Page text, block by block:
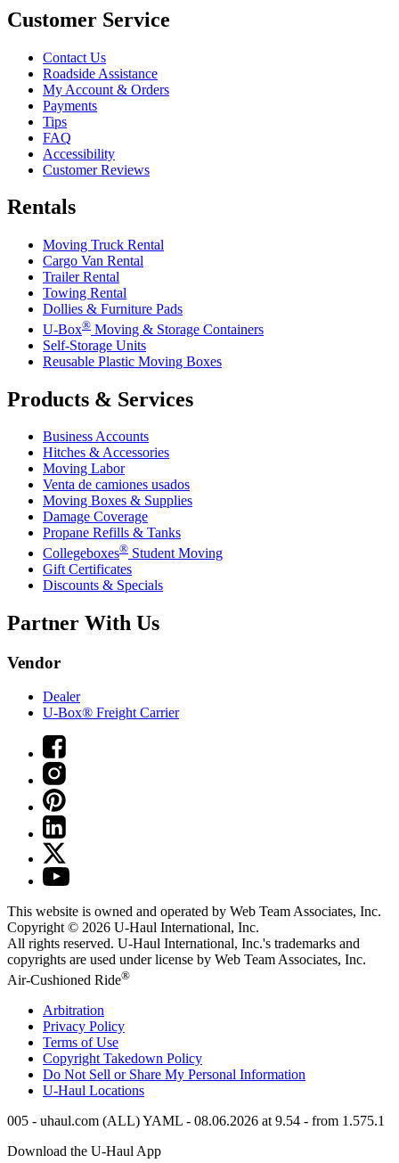
Customer Service
Contact Us
Roadside Assistance
My Account & Orders
Payments
Tips
FAQ
Accessibility
Customer Reviews
Rentals
Moving Truck Rental
Cargo Van Rental
Trailer Rental
Towing Rental
Dollies & Furniture Pads
U-Box® Moving & Storage Containers
Self-Storage Units
Reusable Plastic Moving Boxes
Products & Services
Business Accounts
Hitches & Accessories
Moving Labor
Venta de camiones usados
Moving Boxes & Supplies
Damage Coverage
Propane Refills & Tanks
Collegeboxes® Student Moving
Gift Certificates
Discounts & Specials
Partner With Us
Vendor
Dealer
U-Box® Freight Carrier
This website is owned and operated by Web Team Associates, Inc.
Copyright © 2026 U-Haul International, Inc.
All rights reserved. U-Haul International, Inc.'s trademarks and
copyrights are used under license by Web Team Associates, Inc.
Air-Cushioned Ride®
Arbitration
Privacy Policy
Terms of Use
Copyright Takedown Policy
Do Not Sell or Share My Personal Information
U-Haul Locations
005 - uhaul.com (ALL) YAML - 08.06.2026 at 9.54 - from 1.575.1
Download the U-Haul App